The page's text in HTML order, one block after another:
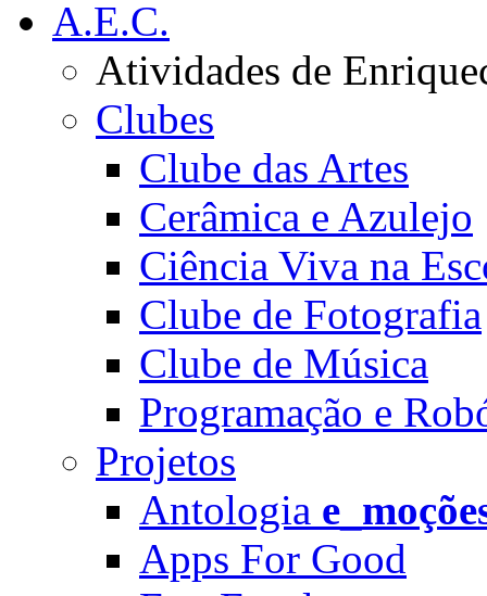
A.E.C.
Atividades de
Clubes
Clube das Artes
Cerâmica e Azulejo
Ciência Viva na
Clube de Fotografia
Clube de Música
Programação e
Projetos
Antologia
Apps For Good